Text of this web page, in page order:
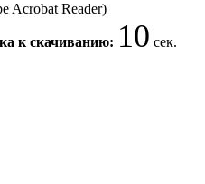
Acrobat Reader)
к скачиванию: 10 сек.